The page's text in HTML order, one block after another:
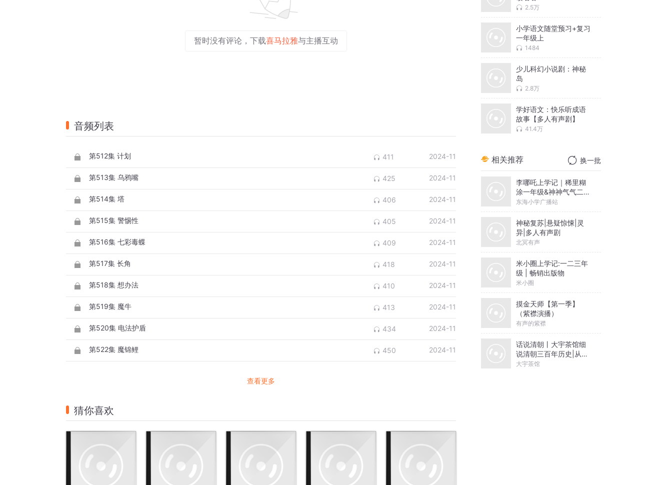
暂时没有评论，下载喜马拉雅与主播互动
音频列表
第512集 计划 411 2024-11
第513集 乌鸦嘴 425 2024-11
第514集 塔 406 2024-11
第515集 警惕性 405 2024-11
第516集 七彩毒蝶 409 2024-11
第517集 长角 418 2024-11
第518集 想办法 410 2024-11
第519集 魔牛 413 2024-11
第520集 电法护盾 434 2024-11
第522集 魔锦鲤 450 2024-11
查看更多
猜你喜欢
2.5万
小学语文随堂预习+复习
一年级上
1484
少儿科幻小说剧：神秘
岛
2.8万
学好语文：快乐听成语
故事【多人有声剧】
41.4万
相关推荐 换一批
李哪吒上学记｜稀里糊
涂一年级&神神气气二年
级
东海小学广播站
神秘复苏|悬疑惊悚|灵
异|多人有声剧
北冥有声
米小圈上学记:一二三年
级 | 畅销出版物
米小圈
摸金天师【第一季】
（紫襟演播）
有声的紫襟
话说清朝丨大宇茶馆细
说清朝三百年历史|从努
尔哈赤到末代皇帝溥仪|
大宇茶馆